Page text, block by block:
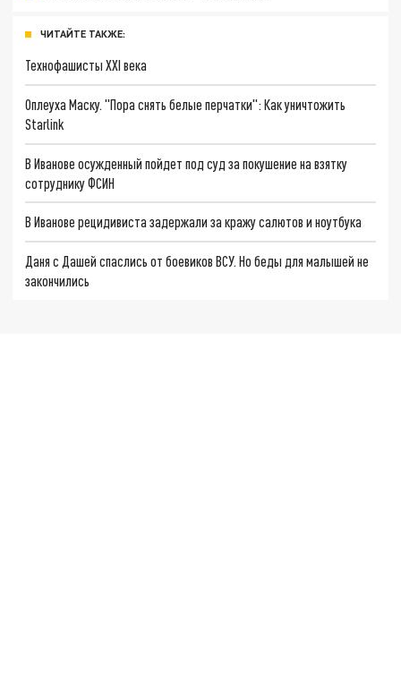
ЧИТАЙТЕ ТАКЖЕ:
Технофашисты XXI века
Оплеуха Маску. "Пора снять белые перчатки": Как уничтожить
Starlink
В Иванове осужденный пойдет под суд за покушение на взятку
сотруднику ФСИН
В Иванове рецидивиста задержали за кражу салютов и ноутбука
Даня с Дашей спаслись от боевиков ВСУ. Но беды для малышей не
закончились